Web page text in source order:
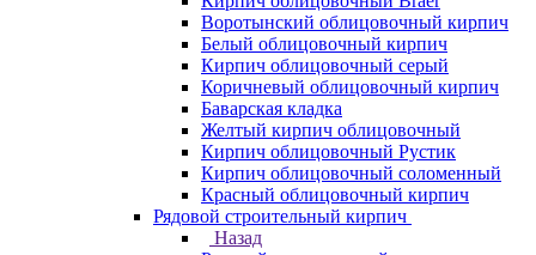
Воротынский облицовочный кирпич
Белый облицовочный кирпич
Кирпич облицовочный серый
Коричневый облицовочный кирпич
Баварская кладка
Желтый кирпич облицовочный
Кирпич облицовочный Рустик
Кирпич облицовочный соломенный
Красный облицовочный кирпич
Рядовой строительный кирпич
Назад